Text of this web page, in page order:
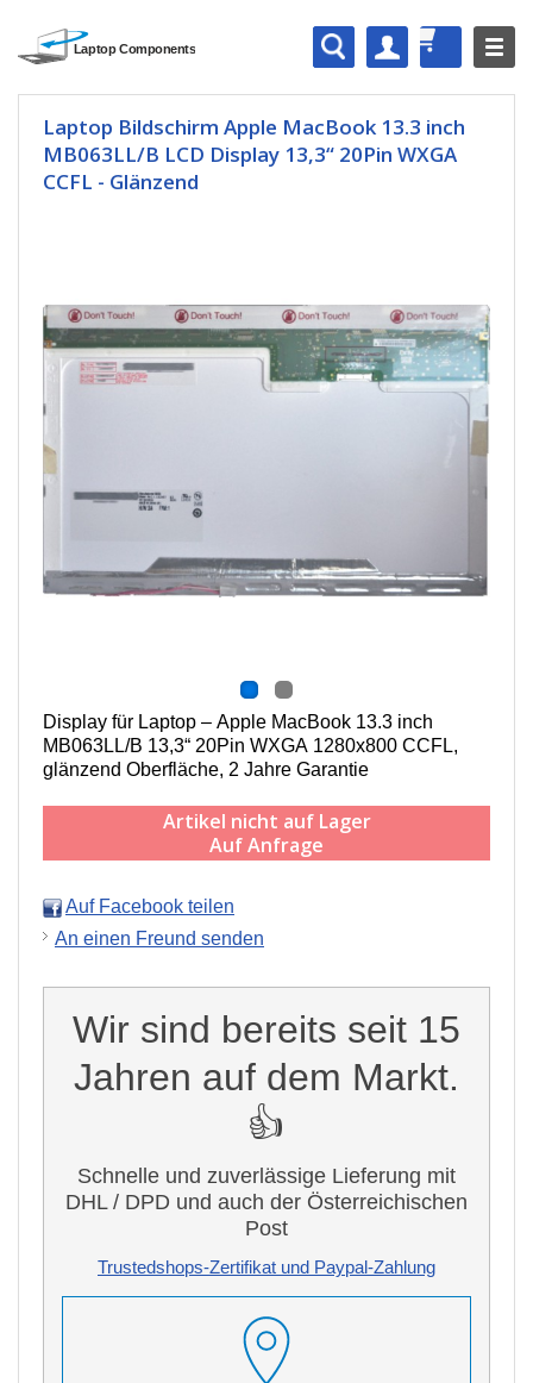
Laptop Bildschirm Apple MacBook 13.3 inch
MB063LL/B LCD Display 13,3“ 20Pin WXGA
CCFL - Glänzend
Display für Laptop – Apple MacBook 13.3 inch
MB063LL/B 13,3“ 20Pin WXGA 1280x800 CCFL,
g länzend Oberfläche, 2 Jahre Garantie
Artikel nicht auf Lager
Auf Anfrage
Auf Facebook teilen
An einen Freund senden
Wir sind bereits seit 15
Jahren auf dem Markt.
👍
Schnelle und zuverlässige Lieferung mit
DHL / DPD und auch der Österreichischen
Post
Trustedshops-Zertifikat und Paypal-Zahlung